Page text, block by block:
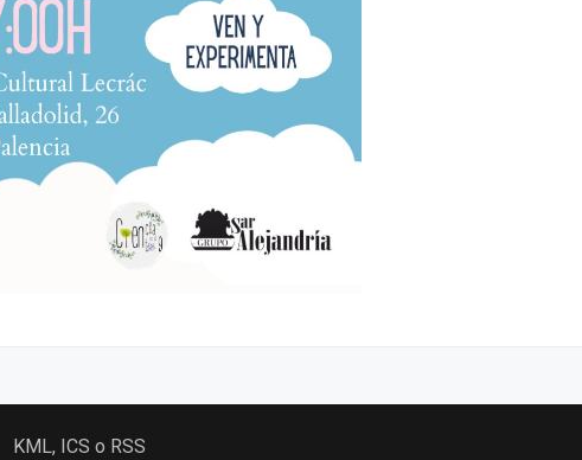
KML, ICS o RSS